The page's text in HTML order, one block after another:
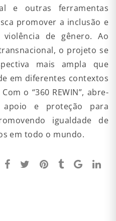
e outras ferramentas
promover a inclusão e
de gênero. Ao
o projeto se
mais ampla que
em diferentes contextos
o “360 REWIN”, abre-
e proteção para
igualdade de
em todo o mundo.